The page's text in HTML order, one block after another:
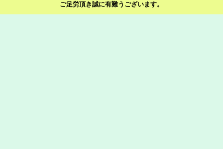
ご足労頂き誠に有難うございます。